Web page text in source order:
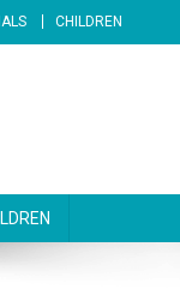
CHILDREN